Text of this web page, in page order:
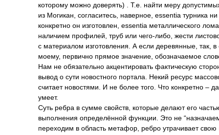
которому можно доверять) . Т.е. найти меру
из Могикан, согласитесь, наверное, essentia турника
конкретно он изготовлен, essentia металлического
наличием профилей, труб или чего-либо, жести
с материалом изготовления. А если деревянные, так,
моему, первично прямое значение, обозначаемое
Нам не обязательно акцентировать фактическую
вывод о сути новостного портала. Некий ресурс
считает новостями. И не более того. Что конкретно –
умеет.
Суть ребра в сумме свойств, которые делают его
выполнения определённой функции. Это не
переходим в область метафор, ребро утрачивает свою